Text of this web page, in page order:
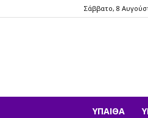
Σάββατο, 8
ΥΠΑΙΘΑ